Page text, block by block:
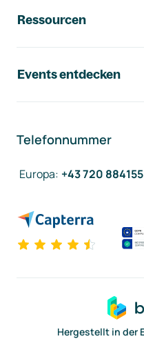
Ressourcen
Events entdecken
Telefonnummer
Europa: +43 720 884155
Hergestellt in der